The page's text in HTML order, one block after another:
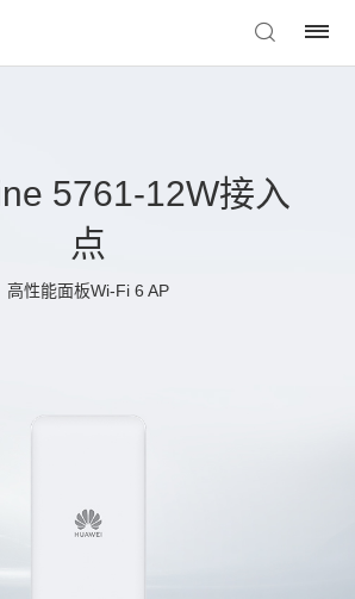
5761-12W接入
点
高性能面板Wi-Fi 6 AP